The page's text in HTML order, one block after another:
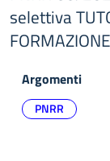
selettiva
Argomenti
PNRR